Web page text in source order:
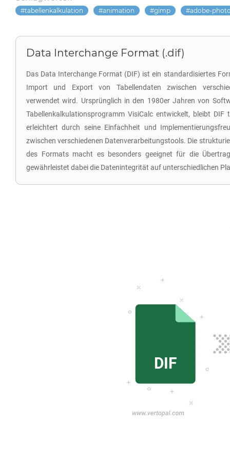
tabellenkalkulation animation gimp adobe-
Data Interchange Format (.dif)
Das Data Interchange Format (DIF) ist ein standardisiertes
Import und Export von Tabellendaten zwischen
verwendet wird. Ursprünglich in den 1980er Jahren von
Tabellenkalkulationsprogramm VisiCalc entwickelt, bleibt
erleichtert durch seine Einfachheit und
zwischen verschiedenen Datenverarbeitungstools. Die
des Formats macht es besonders geeignet für die
gewährleistet dabei die Datenintegrität auf unterschiedlichen